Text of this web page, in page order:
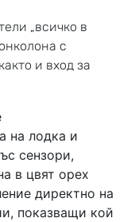
„всичко в
с
и вход за
на лодка и
сензори,
в цвят орех
директно на
показващи кой